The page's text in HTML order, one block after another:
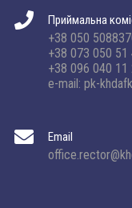
Приймальна
+38 050
+38 073 050 51
+38 096 040 11
e-mail: pk-
Email